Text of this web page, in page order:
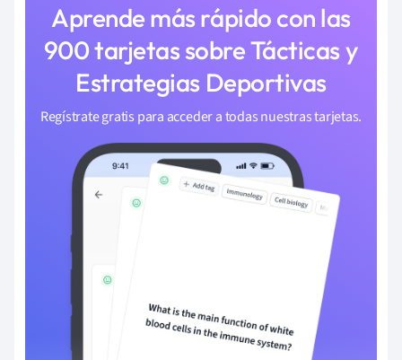
Aprende más rápido con las
900 tarjetas sobre Tácticas y
Estrategias Deportivas
Regístrate gratis para acceder a todas nuestras tarjetas.